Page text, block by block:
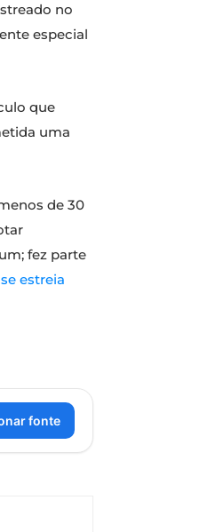
no
especial
que
uma
de 30
fez parte
estreia
fonte